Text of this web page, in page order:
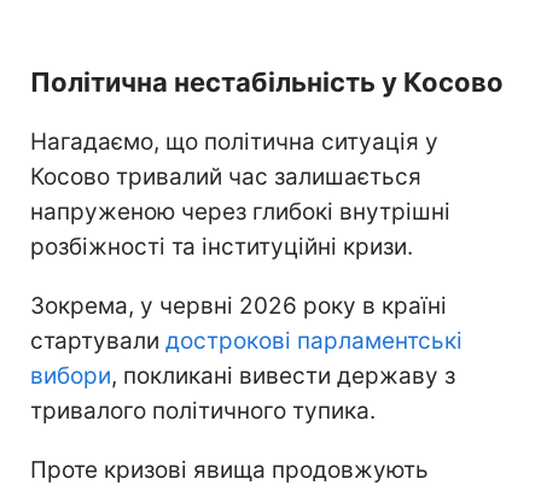
Політична нестабільність у Косово
Нагадаємо, що політична ситуація у
Косово тривалий час залишається
напруженою через глибокі внутрішні
розбіжності та інституційні кризи.
Зокрема, у червні 2026 року в країні
стартували дострокові парламентські
вибори, покликані вивести державу з
тривалого політичного тупика.
Проте кризові явища продовжують